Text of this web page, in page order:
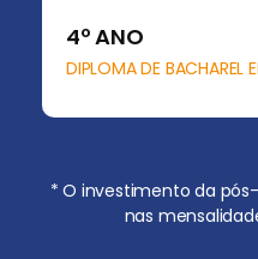
4º ANO
DIPLOMA DE BACHAREL
* O investimento da
nas